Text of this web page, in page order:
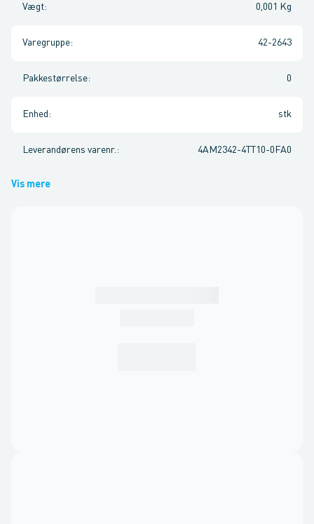
Vægt: 0,001 Kg
Varegruppe: 42-2643
Pakkestørrelse: 0
Enhed : stk
Leverandørens varenr. : 4AM2342-4TT10-0FA0
Vis mere